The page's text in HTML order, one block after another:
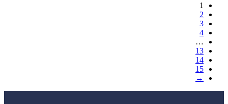
1
2
3
4
…
13
14
15
→